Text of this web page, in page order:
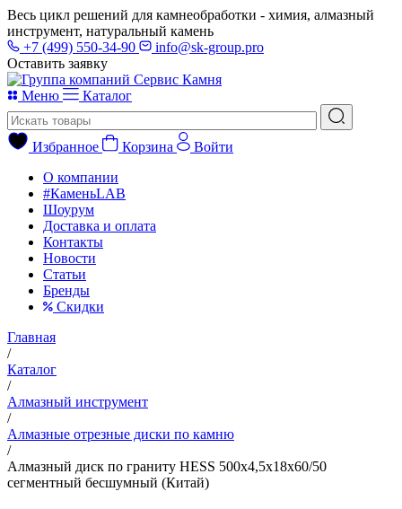
Весь цикл решений для камнеобработки - химия, алмазный
инструмент, натуральный камень
+7 (499) 550-34-90
info@sk-group.pro
Оставить заявку
Меню Каталог
Избранное Корзина
Войти
О компании
#КаменьLAB
Шоурум
Доставка и оплата
Контакты
Новости
Статьи
Бренды
Скидки
Главная
/
Каталог
/
Алмазный инструмент
/
Алмазные отрезные диски по камню
/
Алмазный диск по граниту HESS 500x4,5x18x60/50
сегментный бесшумный (Китай)